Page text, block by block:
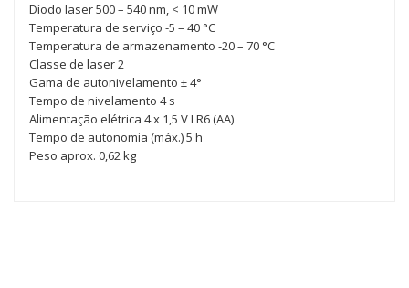
Díodo laser 500 – 540 nm, < 10 mW
Temperatura de serviço -5 – 40 °C
Temperatura de armazenamento -20 – 70 °C
Classe de laser 2
Gama de autonivelamento ± 4°
Tempo de nivelamento 4 s
Alimentação elétrica 4 x 1,5 V LR6 (AA)
Tempo de autonomia (máx.) 5 h
Peso aprox. 0,62 kg